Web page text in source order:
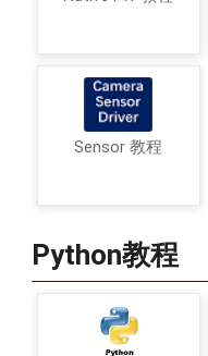
Sensor 教程
Python教程